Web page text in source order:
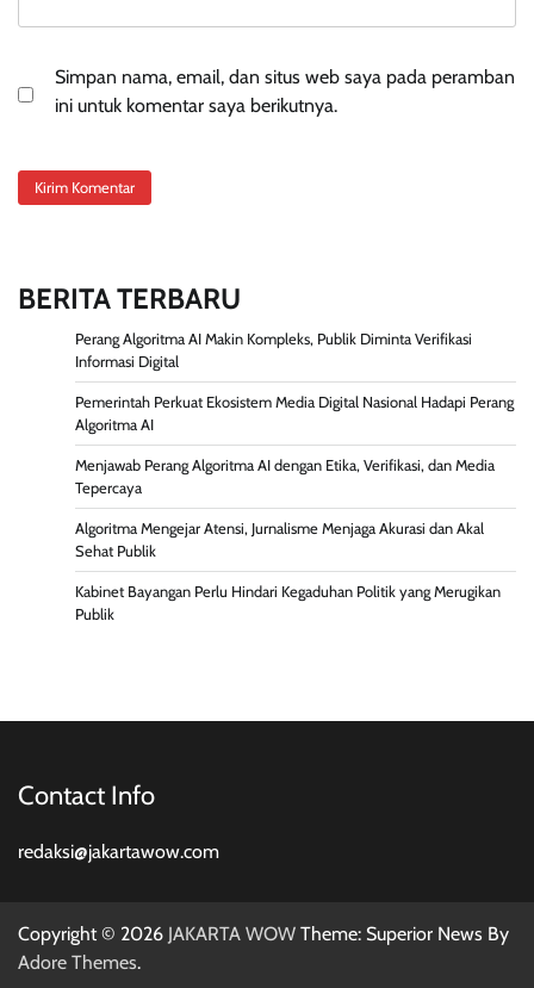
Simpan nama, email, dan situs web saya pada peramban
ini untuk komentar saya berikutnya.
BERITA TERBARU
Perang Algoritma AI Makin Kompleks, Publik Diminta Verifikasi
Informasi Digital
Pemerintah Perkuat Ekosistem Media Digital Nasional Hadapi Perang
Algoritma AI
Menjawab Perang Algoritma AI dengan Etika, Verifikasi, dan Media
Tepercaya
Algoritma Mengejar Atensi, Jurnalisme Menjaga Akurasi dan Akal
Sehat Publik
Kabinet Bayangan Perlu Hindari Kegaduhan Politik yang Merugikan
Publik
Contact Info
redaksi@jakartawow.com
Copyright © 2026 JAKARTA WOW Theme: Superior News By
Adore Themes.